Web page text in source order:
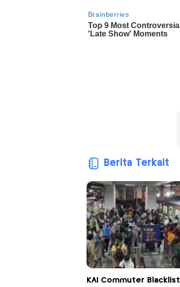
Berita Terkait
KAI Commuter Blacklist